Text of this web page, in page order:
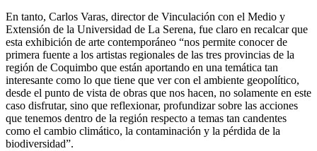
En tanto, Carlos Varas, director de Vinculación con el Medio y
Extensión de la Universidad de La Serena, fue claro en recalcar que
esta exhibición de arte contemporáneo “nos permite conocer de
primera fuente a los artistas regionales de las tres provincias de la
región de Coquimbo que están aportando en una temática tan
interesante como lo que tiene que ver con el ambiente geopolítico,
desde el punto de vista de obras que nos hacen, no solamente en este
caso disfrutar, sino que reflexionar, profundizar sobre las acciones
que tenemos dentro de la región respecto a temas tan candentes
como el cambio climático, la contaminación y la pérdida de la
biodiversidad”.